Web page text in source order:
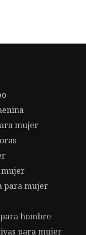
mujer
mujer
para mujer
hombre
para mujer